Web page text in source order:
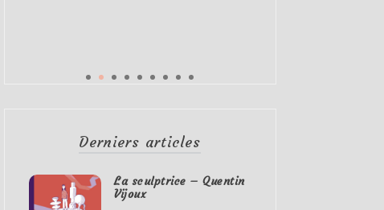
Derniers articles
La sculptrice – Quentin
Vijoux